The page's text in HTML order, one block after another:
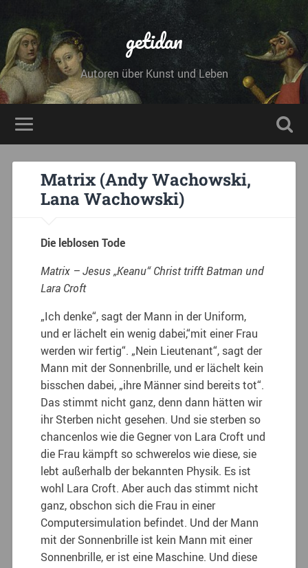
getidan
Autoren über Kunst und Leben
Matrix (Andy Wachowski,
Lana Wachowski)
Die leblosen Tode
Matrix – Jesus „Keanu“ Christ trifft Batman und
Lara Croft
„Ich denke“, sagt der Mann in der Uniform,
und er lächelt ein wenig dabei,“mit einer Frau
werden wir fertig“. „Nein Lieutenant“, sagt der
Mann mit der Sonnenbrille, und er lächelt kein
bisschen dabei, „ihre Männer sind bereits tot“.
Das stimmt nicht ganz, denn dann hätten wir
ihr Sterben nicht gesehen. Und sie sterben so
chancenlos wie die Gegner von Lara Croft und
die Frau kämpft so schwerelos wie diese, sie
lebt außerhalb der bekannten Physik. Es ist
wohl Lara Croft. Aber auch das stimmt nicht
ganz, obschon sich die Frau in einer
Computersimulation befindet. Und der Mann
mit der Sonnenbrille ist kein Mann mit einer
Sonnenbrille, er ist eine Maschine. Und diese